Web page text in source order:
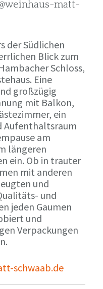
matt-
der Südlichen
Blick zum
Schloss,
Eine
großzügig
mit Balkon,
ein
Aufenthaltsraum
am
längeren
ein. Ob in trauter
mit anderen
und
und
jeden Gaumen
und
Verpackungen
schwaab.de